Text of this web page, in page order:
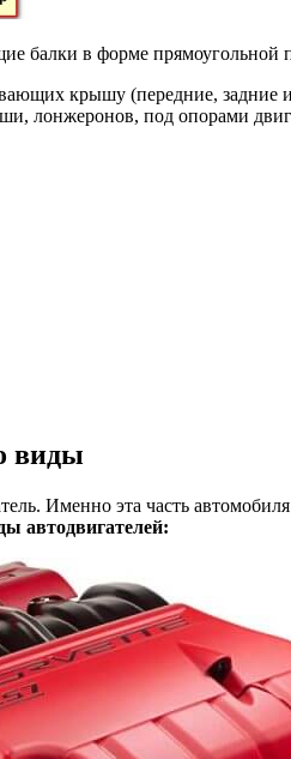
балки в форме
крышу (передние, задние
лонжеронов, под опорами
виды
Именно эта часть
автодвигателей: